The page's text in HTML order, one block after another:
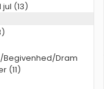
(13)
Begivenhed/Dram
(11)